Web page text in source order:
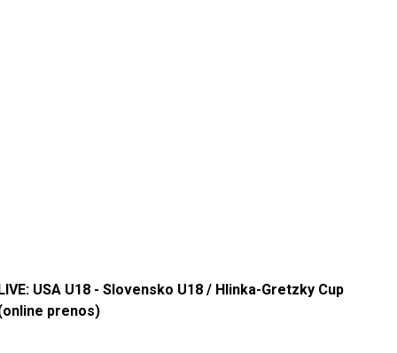
USA U18 - Slovensko U18 / Hlinka-Gretzky Cup
prenos)